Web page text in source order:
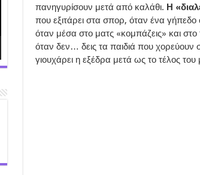
πανηγυρίσουν μετά από καλάθι. Η
που εξιτάρει στα σπορ, όταν ένα
όταν μέσα στο ματς «κομπάζεις» και στο
όταν δεν… δεις τα παιδιά που χορεύουν
γιουχάρει η εξέδρα μετά ως το τέλος του